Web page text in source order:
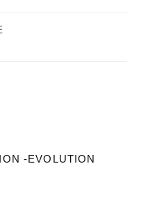
-EVOLUTION